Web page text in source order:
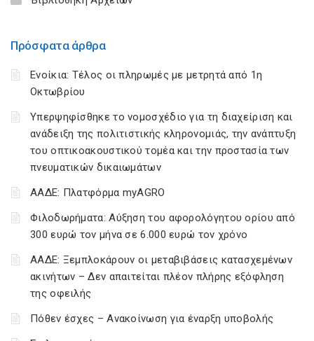
Πρόσφατα άρθρα
Ενοίκια: Τέλος οι πληρωμές με μετρητά από 1η
Οκτωβρίου
Υπερψηφίσθηκε το νομοσχέδιο για τη διαχείριση και
ανάδειξη της πολιτιστικής κληρονομιάς, την ανάπτυξη
του οπτικοακουστικού τομέα και την προστασία των
πνευματικών δικαιωμάτων
ΑΑΔΕ: Πλατφόρμα myAGRO
Φιλοδωρήματα: Αύξηση του αφορολόγητου ορίου από
300 ευρώ τον μήνα σε 6.000 ευρώ τον χρόνο
ΑΑΔΕ: Ξεμπλοκάρουν οι μεταβιβάσεις κατασχεμένων
ακινήτων – Δεν απαιτείται πλέον πλήρης εξόφληση
της οφειλής
Πόθεν έσχες – Ανακοίνωση για έναρξη υποβολής